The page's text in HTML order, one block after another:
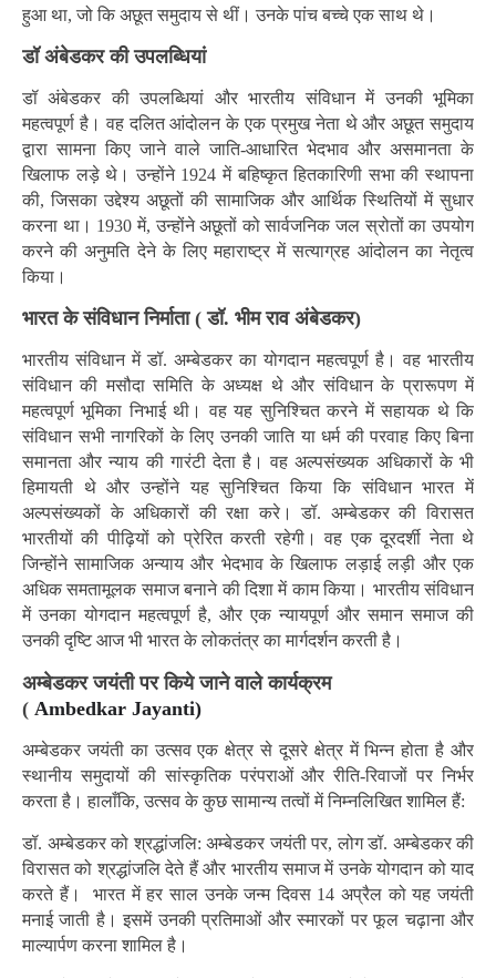
हुआ था, जो कि अछूत समुदाय से थीं। उनके पांच बच्चे एक साथ थे।
डॉ अंबेडकर की उपलब्धियां
डॉ अंबेडकर की उपलब्धियां और भारतीय संविधान में उनकी भूमिका
महत्वपूर्ण है। वह दलित आंदोलन के एक प्रमुख नेता थे और अछूत समुदाय
द्वारा सामना किए जाने वाले जाति-आधारित भेदभाव और असमानता के
खिलाफ लड़े थे। उन्होंने 1924 में बहिष्कृत हितकारिणी सभा की स्थापना
की, जिसका उद्देश्य अछूतों की सामाजिक और आर्थिक स्थितियों में सुधार
करना था। 1930 में, उन्होंने अछूतों को सार्वजनिक जल स्रोतों का उपयोग
करने की अनुमति देने के लिए महाराष्ट्र में सत्याग्रह आंदोलन का नेतृत्व
किया।
भारत के संविधान निर्माता ( डॉ. भीम राव अंबेडकर)
भारतीय संविधान में डॉ. अम्बेडकर का योगदान महत्वपूर्ण है। वह भारतीय
संविधान की मसौदा समिति के अध्यक्ष थे और संविधान के प्रारूपण में
महत्वपूर्ण भूमिका निभाई थी। वह यह सुनिश्चित करने में सहायक थे कि
संविधान सभी नागरिकों के लिए उनकी जाति या धर्म की परवाह किए बिना
समानता और न्याय की गारंटी देता है। वह अल्पसंख्यक अधिकारों के भी
हिमायती थे और उन्होंने यह सुनिश्चित किया कि संविधान भारत में
अल्पसंख्यकों के अधिकारों की रक्षा करे। डॉ. अम्बेडकर की विरासत
भारतीयों की पीढ़ियों को प्रेरित करती रहेगी। वह एक दूरदर्शी नेता थे
जिन्होंने सामाजिक अन्याय और भेदभाव के खिलाफ लड़ाई लड़ी और एक
अधिक समतामूलक समाज बनाने की दिशा में काम किया। भारतीय संविधान
में उनका योगदान महत्वपूर्ण है, और एक न्यायपूर्ण और समान समाज की
उनकी दृष्टि आज भी भारत के लोकतंत्र का मार्गदर्शन करती है।
अम्बेडकर जयंती पर किये जाने वाले कार्यक्रम
( Ambedkar Jayanti)
अम्बेडकर जयंती का उत्सव एक क्षेत्र से दूसरे क्षेत्र में भिन्न होता है और
स्थानीय समुदायों की सांस्कृतिक परंपराओं और रीति-रिवाजों पर निर्भर
करता है। हालाँकि, उत्सव के कुछ सामान्य तत्वों में निम्नलिखित शामिल हैं:
डॉ. अम्बेडकर को श्रद्धांजलि: अम्बेडकर जयंती पर, लोग डॉ. अम्बेडकर की
विरासत को श्रद्धांजलि देते हैं और भारतीय समाज में उनके योगदान को याद
करते हैं। भारत में हर साल उनके जन्म दिवस 14 अप्रैल को यह जयंती
मनाई जाती है। इसमें उनकी प्रतिमाओं और स्मारकों पर फूल चढ़ाना और
माल्यार्पण करना शामिल है।